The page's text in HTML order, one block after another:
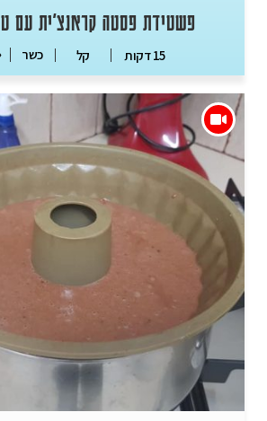
פשטידת פסטה קראנצ'ית עם
15 דקות קל כשר